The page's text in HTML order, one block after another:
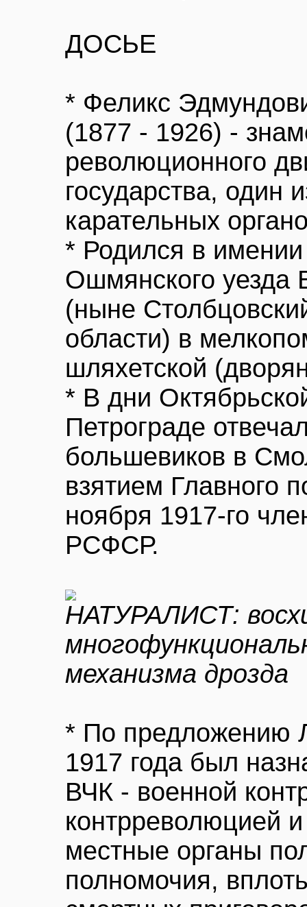
ДОСЬЕ
* Феликс
(1877 - 1926) -
революционного
государства, один
карательных
* Родился в
Ошмянского уезда
(ныне
области) в
шляхетской
* В дни
Петрограде
большевиков в
взятием Главного
ноября 1917-го
РСФСР.
НАТУРАЛИСТ:
механизма дрозда
* По предложению
1917 года был
ВЧК - военной
контрреволюцией
местные органы
полномочия,